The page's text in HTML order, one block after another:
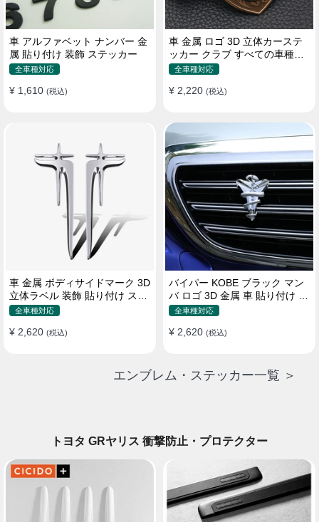
車 アルファベット ナンバー 金
属 貼り付け 装飾 ステッカー
全車種対応
¥ 1,610 (税込)
車 金属 ロゴ 3D 立体カーステ
ッカー クラブ すべての車種対
応 カスタム サイドポスト
全車種対応
¥ 2,220 (税込)
車 金属 ボディサイドマーク 3D
立体ラベル 装飾 貼り付け ステ
ッカー
全車種対応
¥ 2,620 (税込)
バイパー KOBE ブラック マン
バ ロゴ 3D 金属 車 貼り付け 装
飾 ステッカー
全車種対応
¥ 2,620 (税込)
エンブレム・ステッカー一覧 ＞
トヨタ GRヤリス 衝撃防止・プロテクター